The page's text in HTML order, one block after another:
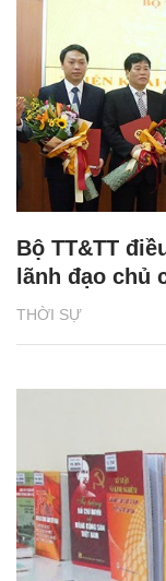
THỜI SỰ
Bộ TT&TT
lãnh đạo chủ